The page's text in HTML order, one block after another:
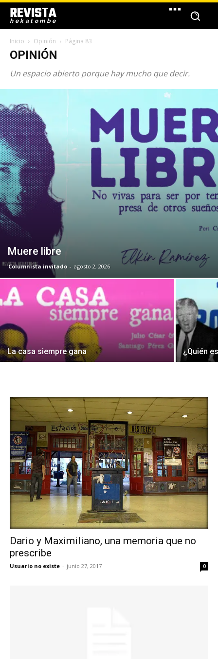
REVISTA
hekatombe
Inicio Opinión Página 83
OPINIÓN
Un espacio abierto porque hay mucho que decir.
Muere libre
Columnista invitado - agosto 2, 2026
La casa siempre gana ¿Quién
Dario y Maximiliano, una memoria que no
prescribe
Usuario no existe - junio 27, 2017 0